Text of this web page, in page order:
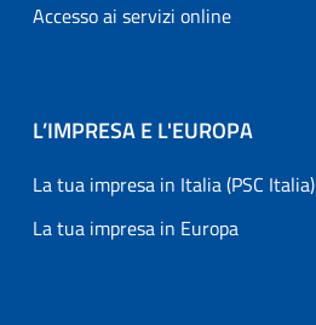
Accesso ai servizi online
L’IMPRESA E L'EUROPA
La tua impresa in Italia (PSC Italia)
La tua impresa in Europa